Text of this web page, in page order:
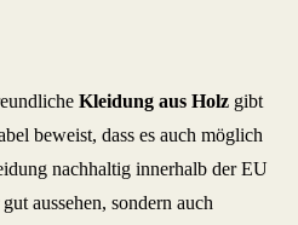
Kleidung aus Holz gibt
beweist, dass es auch möglich
nachhaltig innerhalb der EU
aussehen, sondern auch